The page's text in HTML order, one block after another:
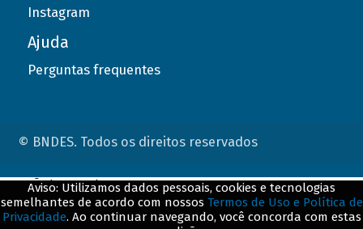
Instagram
Ajuda
Perguntas frequentes
© BNDES. Todos os direitos reservados
Aviso: Utilizamos dados pessoais, cookies e tecnologias
semelhantes de acordo com nossos Termos de Uso e Política de
Privacidade. Ao continuar navegando, você concorda com estas
ConteÃºdo complementar
${title}${badge}